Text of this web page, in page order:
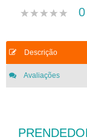
Descrição
Avaliações